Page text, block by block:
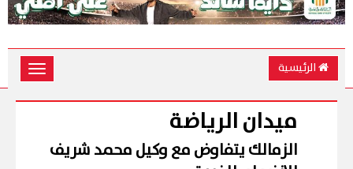
الرئيسية
Toggle
ميدان الرياضة
الزمالك يتفاوض مع وكيل محمد شريف